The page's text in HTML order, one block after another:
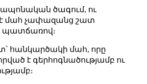
ծագում, ու
է մահ չափազանց շատ
պատճառով։
հանկարծակի մահ, որը
է գերհոգնածությամբ ու